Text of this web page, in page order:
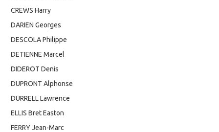
CREWS Harry
DARIEN Georges
DESCOLA Philippe
DETIENNE Marcel
DIDEROT Denis
DUPRONT Alphonse
DURRELL Lawrence
ELLIS Bret Easton
FERRY Jean-Marc